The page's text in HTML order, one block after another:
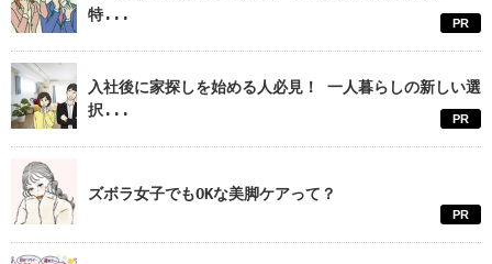
特...
PR
入社後に家探しを始める人必見！ 一人暮らしの新しい選
択...
PR
ズボラ女子でもOKな美脚ケアって？
PR